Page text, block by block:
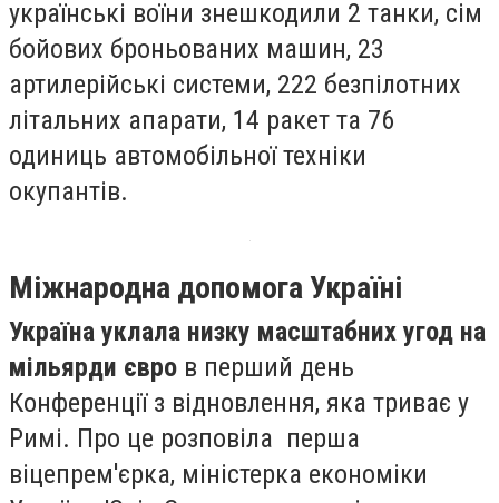
українські воїни знешкодили 2 танки, сім
бойових броньованих машин, 23
артилерійські системи, 222 безпілотних
літальних апарати, 14 ракет та 76
одиниць автомобільної техніки
окупантів.
Міжнародна допомога Україні
Україна уклала низку масштабних угод на
мільярди євро в перший день
Конференції з відновлення, яка триває у
Римі. Про це розповіла перша
віцепрем'єрка, міністерка економіки